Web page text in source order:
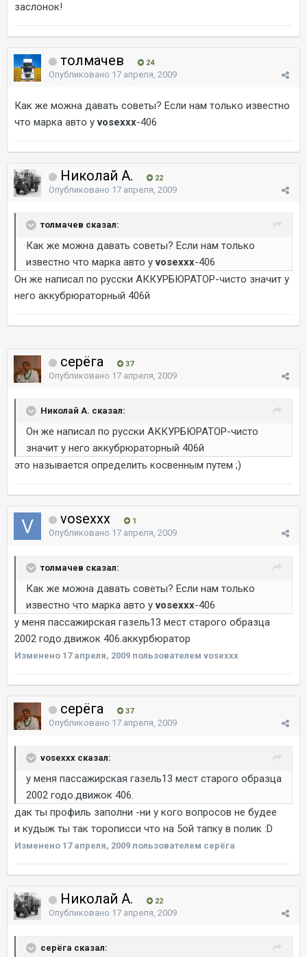
заслонок!
толмачев 24
Опубликовано 17 апреля, 2009
Как же можна давать советы? Если нам только известно
что марка авто уvosexxx-406
Николай А. 22
Опубликовано 17 апреля, 2009
толмачев сказал:
Как же можна давать советы? Если нам только
известно что марка авто уvosexxx-406
Он же написал по русски АККУРБЮРАТОР-чисто значит у
него аккубрюраторный 406й
серёга 37
Опубликовано 17 апреля, 2009
Николай А. сказал:
Он же написал по русски АККУРБЮРАТОР-чисто
значит у него аккубрюраторный 406й
это называется определить косвенным путем ;)
vosexxx 1
Опубликовано 17 апреля, 2009
толмачев сказал:
Как же можна давать советы? Если нам только
известно что марка авто уvosexxx-406
у меня пассажирская газель13 мест старого образца
2002 годо.движок 406.аккурбюратор
Изменено 17 апреля, 2009 пользователем vosexxx
серёга 37
Опубликовано 17 апреля, 2009
vosexxx сказал:
у меня пассажирская газель13 мест старого образца
2002 годо.движок 406.
дак ты профиль заполни -ни у кого вопросов не будее
и кудыж ты так торописси что на 5ой тапку в полик :D
Изменено 17 апреля, 2009 пользователем серёга
Николай А. 22
Опубликовано 17 апреля, 2009
серёга сказал: